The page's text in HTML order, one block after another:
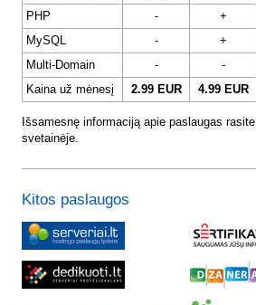
PHP
- +
MySQL
- +
Multi-Domain
- -
Kaina už mėnesį
2.99 EUR 4.99 EUR
Išsamesnę informaciją apie paslaugas rasite
svetainėje.
Kitos paslaugos